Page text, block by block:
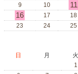
9
10 11
16
17 18
23
24 25
日
月 火
1